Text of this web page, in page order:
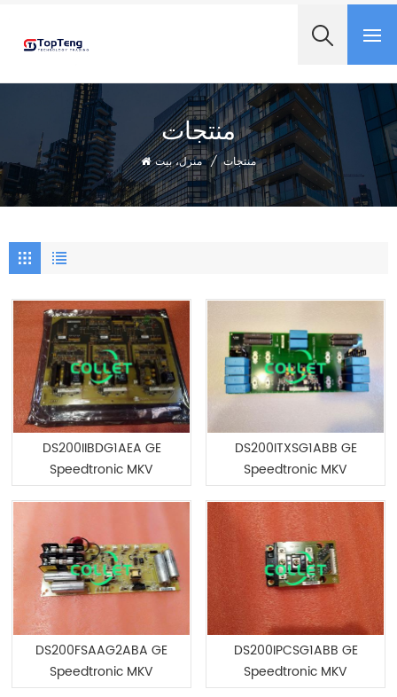
منتجات
منزل، بيت / منتجات
DS200IIBDG1AEA GE
Speedtronic MKV
DS200ITXSG1ABB GE
Speedtronic MKV
DS200FSAAG2ABA GE
Speedtronic MKV
DS200IPCSG1ABB GE
Speedtronic MKV